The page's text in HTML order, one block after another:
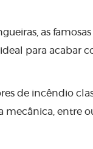
as
para acabar
de incêndio
entre